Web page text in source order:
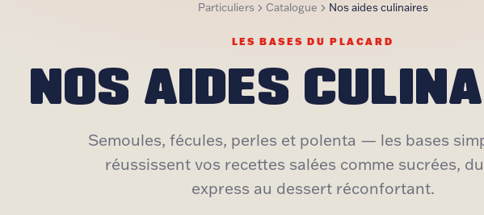
Particuliers Catalogue Nos aides culinaires
LES BASES DU PLACARD
NOS AIDES
Semoules, fécules, perles et polenta — les bases
réussissent vos recettes salées comme sucrées,
express au dessert réconfortant.